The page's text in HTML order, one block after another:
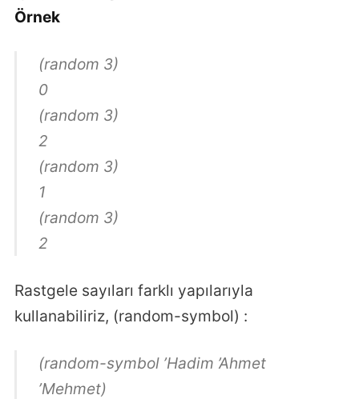
Örnek
(random 3)
0
(random 3)
2
(random 3)
1
(random 3)
2
Rastgele sayıları farklı yapılarıyla
kullanabiliriz, (random-symbol) :
(random-symbol ’Hadim ’Ahmet
’Mehmet)